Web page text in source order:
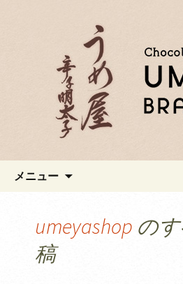
お中元・お歳暮
すすめ、博多の
「うめ屋」自社工場
辛子明太子はご贈答
メニュー
umeyashop の
稿